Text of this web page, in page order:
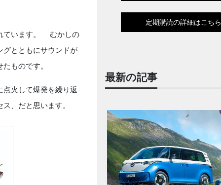
ています。 むかしの
グとともにサウンドが
ものです。
火して爆発を繰り返
、だと思います。
定期購読の詳細はこちら
最新の記事